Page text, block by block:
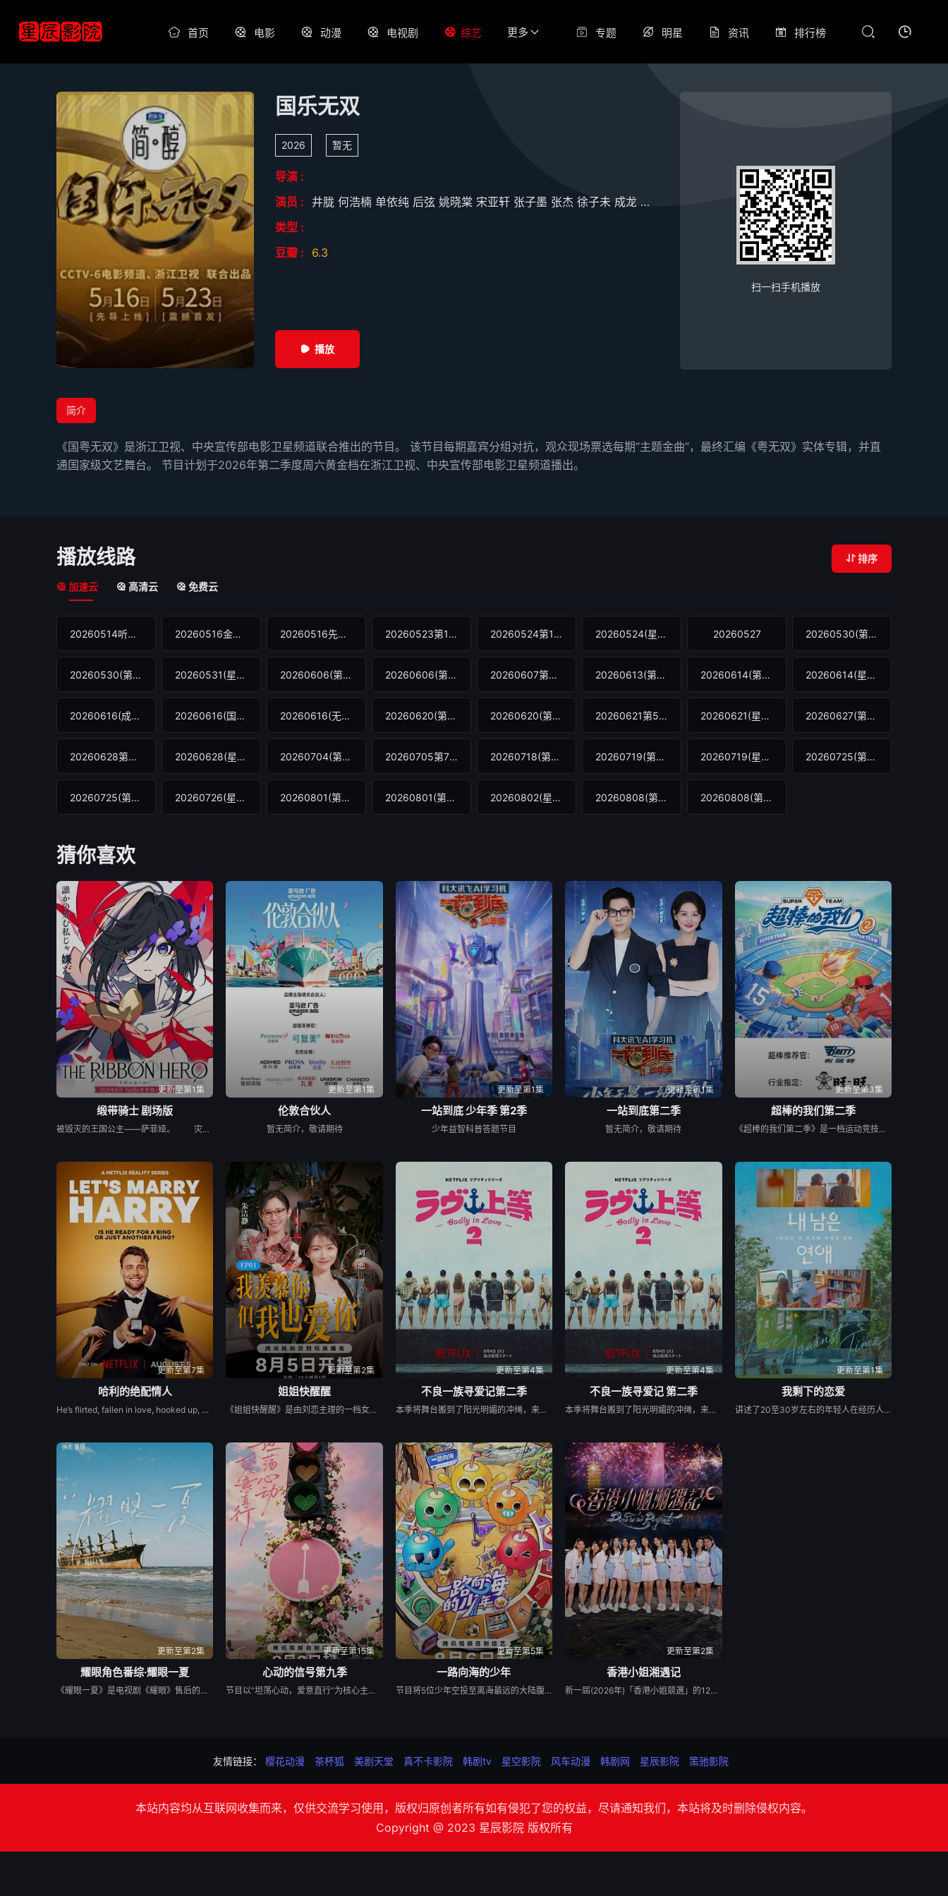
首页 电影 动漫 电视剧 综艺 更多 专题 明星 资讯 排行榜
国乐无双
2026 暂无
导演 :
演员 :
井胧 何浩楠 单依纯 后弦 姚晓棠 宋亚轩 张子墨 张杰 徐子未 成龙 李宇春 梁咏琪王栎鑫王菀之
类型 :
豆瓣 :
6.3
播放
扫一扫手机播放
简介
《国粤无双》是浙江卫视、中央宣传部电影卫星频道联合推出的节目。 该节目每期嘉宾分组对抗，观众现场票选每期“主题金曲”，最终汇编《粤无双》实体专辑，并直
通国家级文艺舞台。 节目计划于2026年第二季度周六黄金档在浙江卫视、中央宣传部电影卫星频道播出。
播放线路 排序
加速云 高清云 免费云
20260514听劝大会全员集 20260516金曲盛典 20260516先导片 20260523第1期 20260524第1期纯享版 20260524(星乐秀第1期) 20260527 20260530(第2期)
20260530(第2期纯享版) 20260531(星乐秀第2期) 20260606(第3期) 20260606(第3期纯享版) 20260607第3期舞台纯享 20260613(第4期) 20260614(第4期纯享版) 20260614(星乐秀第4期)
20260616(成龙来了) 20260616(国乐看不停) 20260616(无双不打烊) 20260620(第5期) 20260620(第5期纯享版) 20260621第5期舞台纯享 20260621(星乐秀第5期) 20260627(第6期)
20260628第6期舞台纯享 20260628(星乐秀第6期) 20260704(第7期) 20260705第7期舞台纯享 20260718(第8期) 20260719(第8期纯享版) 20260719(星乐秀第8期) 20260725(第9期)
20260725(第9期纯享版) 20260726(星乐秀第9期) 20260801(第10期) 20260801(第10期纯享版) 20260802(星乐秀第10期) 20260808(第11期) 20260808(第11期纯享版
猜你喜欢
更新至第1集
缎带骑士 剧场版
被毁灭的王国公主——萨菲娅。 灾厄“内尔伽勒”夺走了她故乡希尔弗兰的一切，她在绝望的尽头，抵达了戈尔德兰。 她怀抱着过往，在人们的温柔相待中，开始觅得一丝微小的希望。 然而，仿佛是为了嘲弄这份平静的日常，灾厄“内尔伽勒”再度降临。 曾将故乡化为灰烬的绝望，如今又要夺走这片土地的光芒。 ——已经，不会再失去任何东西。也不会让任何人失去。 少女拂去悲伤的泪水，执剑而起。 这是一个系上缎带、决心反抗命运的，属于一位英雄的故事。
更新至第1集
伦敦合伙人
暂无简介，敬请期待
更新至第1集
一站到底 少年季 第2季
少年益智科普答题节目
更新至第1集
一站到底第二季
暂无简介，敬请期待
更新至第3集
超棒的我们第二季
《超棒的我们第二季》是一档运动竞技成长类真人秀，集结多位棒球少年，以多维度考核争夺席位，层层比拼后选拔9位少年锁定首发，与强队对决。全程记录少年们从独自拼搏到凝聚团魂的成长，打造兼具竞技性与观赏性的青春成长纪实。
更新至第7集
哈利的绝配情人
He’s flirted, fallen in love, hooked up, and broken up. He’s even proposed with a candy ring. But now, in the new series Let’s Marry Harry, Harry Jowsey’s ready for the real thing. After traveling all across the Netflix Reality Universe in search of his soulmate (see: Too Hot to Handle and Perfect Match as evidence), Jowsey will date a new pool of potential matches in hopes of ...
更新至第2集
姐姐快醒醒
《姐姐快醒醒》是由刘恋主理的一档女性向视频播客节目，每期邀请一位有故事女性嘉宾来到刘恋家中，展开轻松、真实的朋友式对谈。节目围绕成长、关系、职场、情绪与人生选择等话题，呈现不同女性在聚光灯之外鲜活、有共鸣的一面。
更新至第4集
不良一族寻爱记第二季
本季将舞台搬到了阳光明媚的冲绳，来自日本各地的暴走族与不良男女齐聚新学校。他们将带着各自复杂的过去在海边展开共同生活，不仅直面碰撞的火花与羁绊，也在真挚的恋爱中寻求“人生重启”的蜕变。
更新至第4集
不良一族寻爱记 第二季
本季将舞台搬到了阳光明媚的冲绳，来自日本各地的暴走族与不良男女齐聚新学校。他们将带着各自复杂的过去在海边展开共同生活，不仅直面碰撞的火花与羁绊，也在真挚的恋爱中寻求“人生重启”的蜕变。
更新至第1集
我剩下的恋爱
讲述了20至30岁左右的年轻人在经历人生终点后，寻找真爱的故事。
更新至第2集
耀眼角色番综·耀眼一夏
《耀眼一夏》是电视剧《耀眼》售后的毕业角色番综，由关晓彤、李昀锐、毛俊杰、边天扬、王翰闻、高秋梓原班主演齐聚录制。扎扎亭的老朋友们陆续回来，大家一起笑闹，一起为那场筹备已久的毕业联欢晚会亮灯开场。两天一夜，从二人的精心准备到众人相聚——这场迟来的重聚，终于让那个夏天有了最耀眼的收尾。
更新至第15集
心动的信号第九季
节目以“坦荡心动，爱意直行”为核心主题，聚焦真诚直白的新式恋爱，告别无效拉扯，走进心动小屋，见证单身青年之间萌生的浪漫情愫。
更新至第5集
一路向海的少年
节目将5位少年空投至离海最远的大陆腹地，他们只有一辆车和一车椰子们，通过在途径补给站完成挑战任务，获取里程盲盒，一路向海，最终解锁终极目标地。这不仅是档公路远行节目，更是一场积蓄力量奔赴山海，在实践中探寻与体验的少年成长旅行真人秀。
更新至第2集
香港小姐湘遇记
新一屆(2026年)「香港小姐競選」的12位佳麗於湖南之旅分成三個小組，分別向「師姐」馮盈盈、黃嘉雯、陳懿德請教選美心得。 佳麗們會換上華麗漢服，在南岳里廟會民俗主題美食文化街區打卡爭艷；再穿著旗袍到著名地標「1944小鎮」參與巡遊；縱返到民宿稍歇，也會做好穿泳衣的準備踏入Q A環節。 長沙、衡陽還有更多景點，有待眾佳麗一一發掘，跟老師學習湘繡技巧；而刺激的激流漂流體驗，同樣在這趟旅程的行程列表之中。
友情链接： 樱花动漫 茶杯狐 美剧天堂 真不卡影院 韩剧tv 星空影院 风车动漫 韩剧网 星辰影院 策驰影院
本站内容均从互联网收集而来，仅供交流学习使用，版权归原创者所有如有侵犯了您的权益，尽请通知我们，本站将及时删除侵权内容。
Copyright @ 2023 星辰影院 版权所有